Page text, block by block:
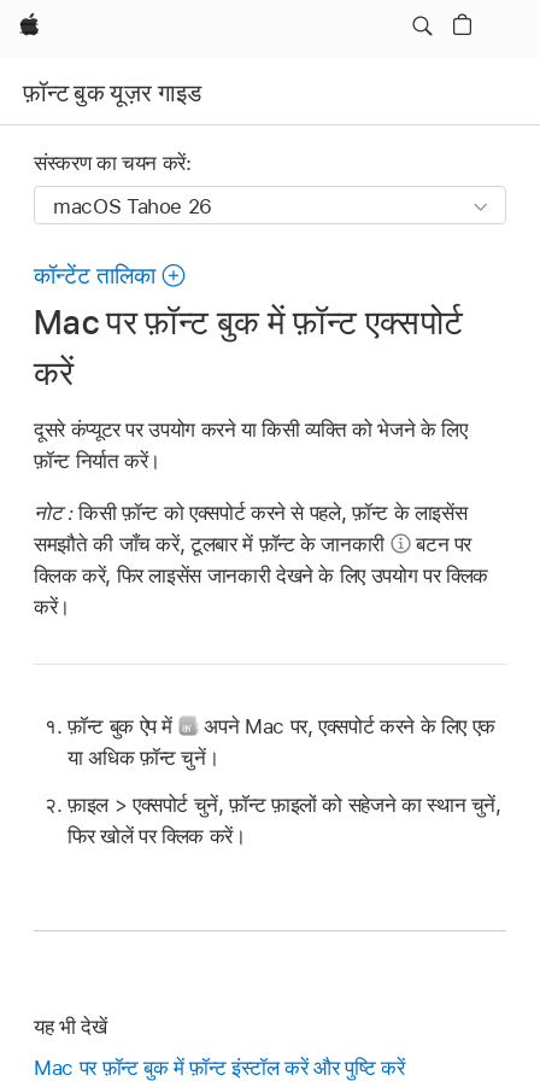
Apple
फ़ॉन्ट बुक यूज़र गाइड
संस्करण का चयन करें:
कॉन्टेंट तालिका
Mac पर फ़ॉन्ट बुक में फ़ॉन्ट एक्सपोर्ट
करें
दूसरे कंप्यूटर पर उपयोग करने या किसी व्यक्ति को भेजने के लिए
फ़ॉन्ट निर्यात करें।
नोट :किसी फ़ॉन्ट को एक्सपोर्ट करने से पहले, फ़ॉन्ट के लाइसेंस
समझौते की जाँच करें, टूलबार में फ़ॉन्ट के जानकारी
बटन पर
क्लिक करें, फिर लाइसेंस जानकारी देखने के लिए उपयोग पर क्लिक
करें।
फ़ॉन्ट बुक ऐप में
अपने Mac पर, एक्सपोर्ट करने के लिए एक
या अधिक फ़ॉन्ट चुनें।
फ़ाइल > एक्सपोर्ट चुनें, फ़ॉन्ट फ़ाइलों को सहेजने का स्थान चुनें,
फिर खोलें पर क्लिक करें।
यह भी देखें
Mac पर फ़ॉन्ट बुक में फ़ॉन्ट इंस्टॉल करें और पुष्टि करें